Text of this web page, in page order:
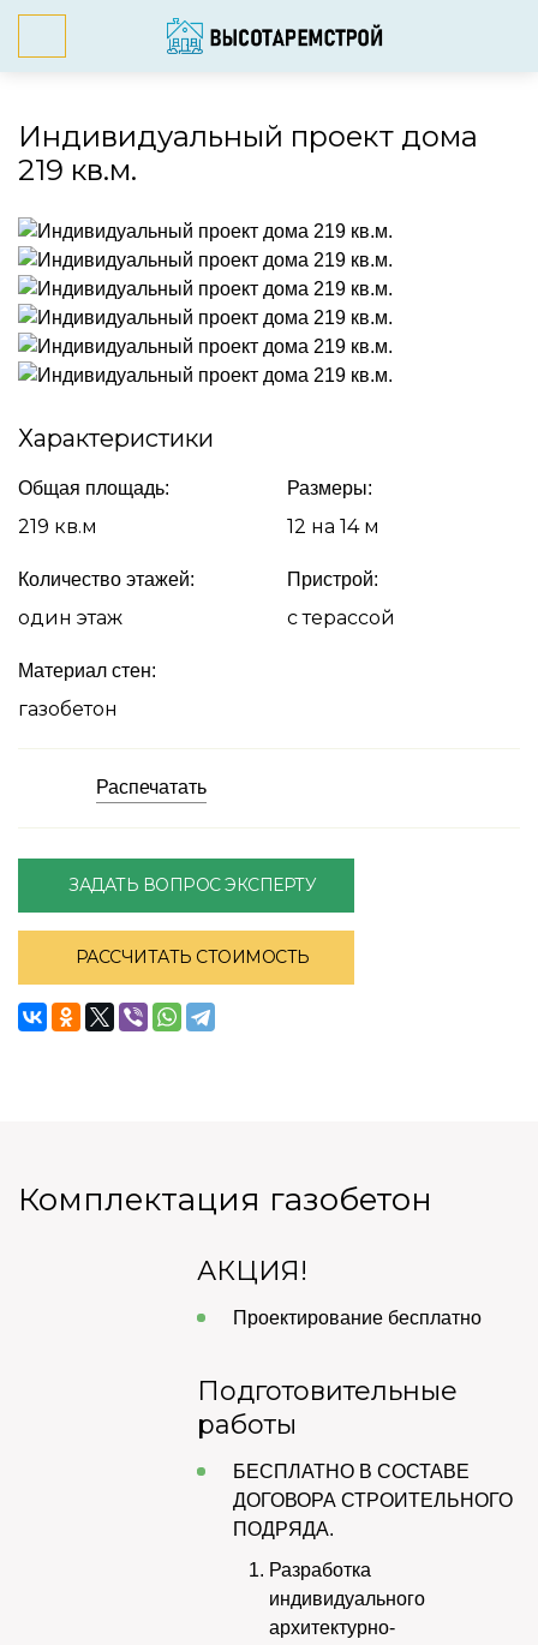
Индивидуальный проект дома
219 кв.м.
Характеристики
Общая площадь:
219 кв.м
Размеры:
12 на 14 м
Количество этажей:
один этаж
Пристрой:
с терассой
Материал стен:
газобетон
Распечатать
ЗАДАТЬ ВОПРОС ЭКСПЕРТУ
РАССЧИТАТЬ СТОИМОСТЬ
Комплектация газобетон
АКЦИЯ!
Проектирование бесплатно
Подготовительные
работы
БЕСПЛАТНО В СОСТАВЕ
ДОГОВОРА СТРОИТЕЛЬНОГО
ПОДРЯДА.
Разработка
индивидуального
архитектурно-